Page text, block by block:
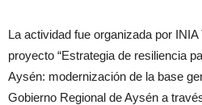
La actividad fue organizada por
proyecto “Estrategia de resiliencia
Aysén: modernización de la base
Gobierno Regional de Aysén a